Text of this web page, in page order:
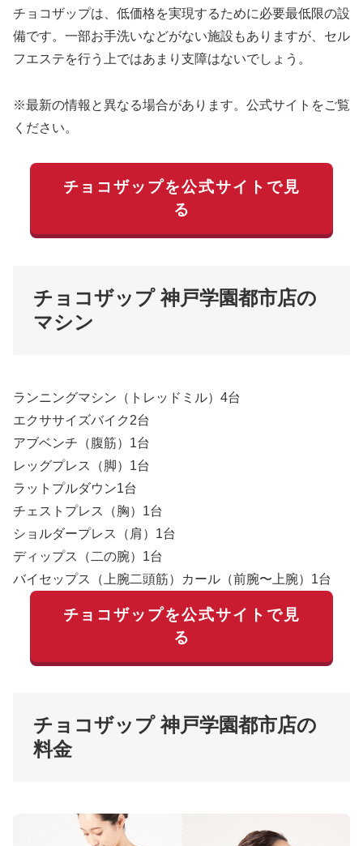
チョコザップは、低価格を実現するために必要最低限の設
備です。一部お手洗いなどがない施設もありますが、セル
フエステを行う上ではあまり支障はないでしょう。
※最新の情報と異なる場合があります。公式サイトをご覧
ください。
チョコザップを公式サイトで見
る
チョコザップ 神戸学園都市店の
マシン
ランニングマシン（トレッドミル）4台
エクササイズバイク2台
アブベンチ（腹筋）1台
レッグプレス（脚）1台
ラットプルダウン1台
チェストプレス（胸）1台
ショルダープレス（肩）1台
ディップス（二の腕）1台
バイセップス（上腕二頭筋）カール（前腕〜上腕）1台
チョコザップを公式サイトで見
る
チョコザップ 神戸学園都市店の
料金